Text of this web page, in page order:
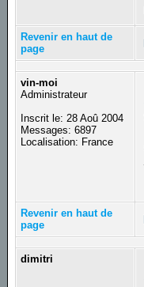
Revenir en haut de
page
vin-moi
Administrateur
Inscrit le: 28 Aoû 2004
Messages: 6897
Localisation: France
Revenir en haut de
page
dimitri